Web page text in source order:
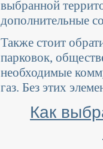
выбранной
дополнительные
Также стоит
парковок,
необходимые
газ. Без этих
Как